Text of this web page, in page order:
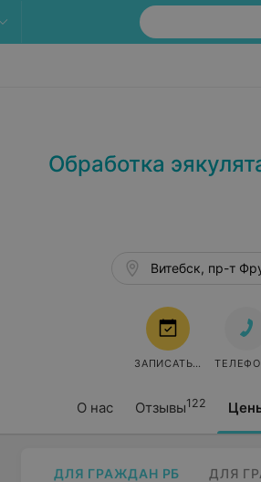
Обработка
О нас Отзывы122
Витебск, пр-т
ЗАПИСАТЬСЯ
ДЛЯ ГРАЖДАН РБ ДЛЯ